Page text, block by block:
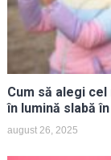
Cum să alegi
în lumină slabă
august 26, 2025